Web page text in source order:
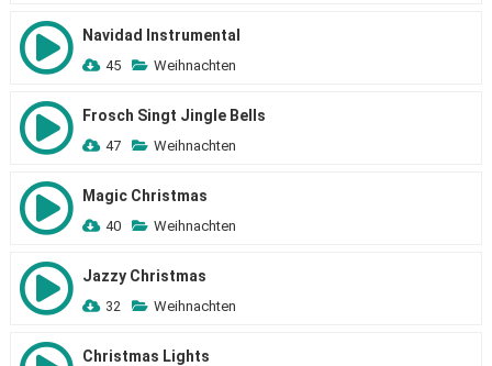
Navidad Instrumental
45 Weihnachten
Frosch Singt Jingle Bells
47 Weihnachten
Magic Christmas
40 Weihnachten
Jazzy Christmas
32 Weihnachten
Christmas Lights